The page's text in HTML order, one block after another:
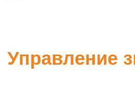
Управление